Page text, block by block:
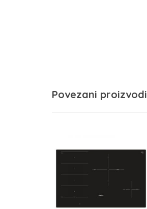
Povezani proizvodi